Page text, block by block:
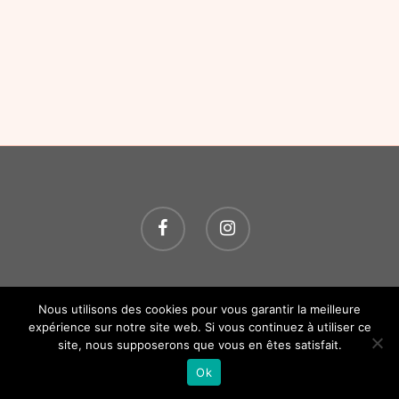
© 2026 O P'TITS SOINS. Tous droits réservés.Création
Atelier Com' Personne. Mentions légales.
Nous utilisons des cookies pour vous garantir la meilleure
expérience sur notre site web. Si vous continuez à utiliser ce
site, nous supposerons que vous en êtes satisfait.
Ok